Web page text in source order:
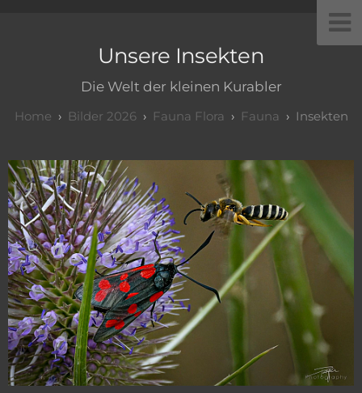
Unsere Insekten
Die Welt der kleinen Kurabler
Bilder 2026 Fauna Flora Fauna Insekten